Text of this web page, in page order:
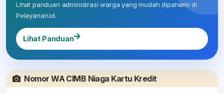
Lihat panduan administrasi warga yang mudah dipahami di
Pelayanan.id.
Lihat Panduan
Nomor WA CIMB Niaga Kartu Kredit